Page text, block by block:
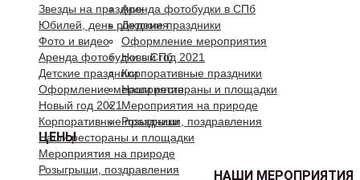
Аренда фотобудки в СПб
Детские праздники
Оформление мероприятия
Новый год 2021
Корпоративные праздники
Наши рестораны и площадки
Мероприятия на природе
Розыгрыши, поздравления
ЦЕНЫ
НАШИ МЕРОПРИЯТИЯ
Звезды на праздник
Юбилей, день рождения
Фото и видео
Аренда фотобудки в СПб
Детские праздники
Оформление мероприятия
Новый год 2021
Корпоративные праздники
Наши рестораны и площадки
Мероприятия на природе
Розыгрыши, поздравления